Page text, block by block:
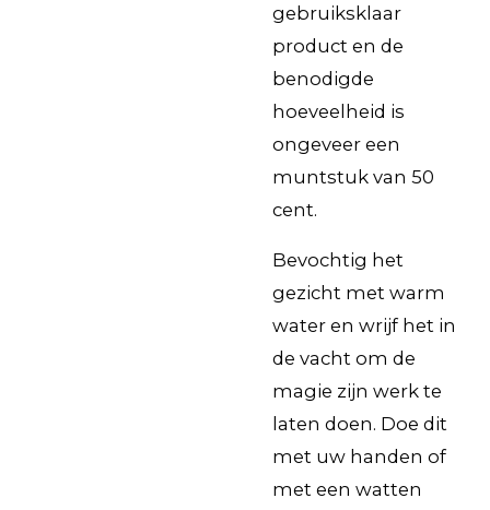
gebruiksklaar
product en de
benodigde
hoeveelheid is
ongeveer een
muntstuk van 50
cent.
Bevochtig het
gezicht met warm
water en wrijf het in
de vacht om de
magie zijn werk te
laten doen. Doe dit
met uw handen of
met een watten